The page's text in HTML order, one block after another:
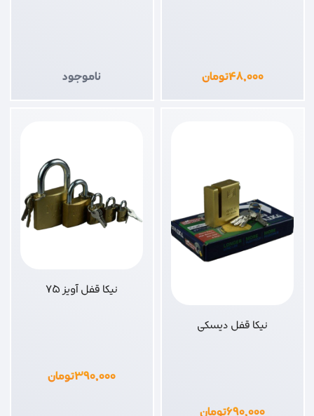
۴۸,۰۰۰تومان ناموجود
نیکا قفل دیسکی
نیکا قفل آویز 75
۳۹۰,۰۰۰تومان